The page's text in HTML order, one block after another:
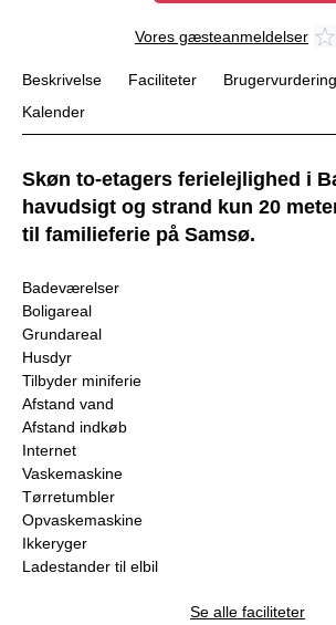
Vores gæsteanmeldelser
Beskrivelse Faciliteter
Kalender
Skøn to-etagers ferielejlighed i
havudsigt og strand kun 20
til familieferie på Samsø.
Badeværelser
Boligareal
Grundareal
Husdyr
Tilbyder miniferie
Afstand vand
Afstand indkøb
Internet
Vaskemaskine
Tørretumbler
Opvaskemaskine
Ikkeryger
Ladestander til elbil
Se alle faciliteter